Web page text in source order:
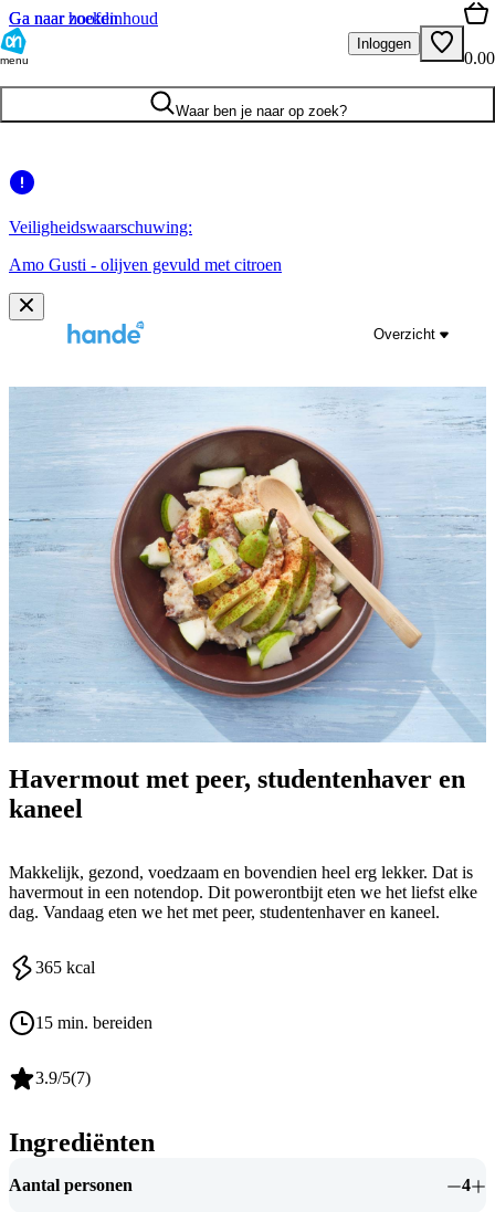
Ga naar hoofdinhoud
Ga naar zoeken
menu
Inloggen
0.00
Waar ben je naar op zoek?
Veiligheidswaarschuwing:
Amo Gusti - olijven gevuld met citroen
Overzicht
Havermout met peer, studentenhaver en
kaneel
Makkelijk, gezond, voedzaam en bovendien heel erg lekker. Dat is
havermout in een notendop. Dit powerontbijt eten we het liefst elke
dag. Vandaag eten we het met peer, studentenhaver en kaneel.
365 kcal
15 min. bereiden
3.9/5(7)
Ingrediënten
Aantal personen 4